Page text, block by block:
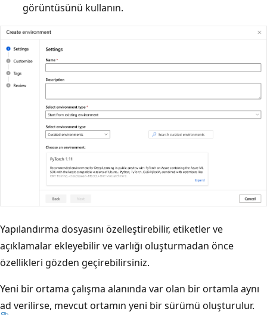
görüntüsünü kullanın.
Yapılandırma dosyasını özelleştirebilir, etiketler ve
açıklamalar ekleyebilir ve varlığı oluşturmadan önce
özellikleri gözden geçirebilirsiniz.
Yeni bir ortama çalışma alanında var olan bir ortamla aynı
ad verilirse, mevcut ortamın yeni bir sürümü oluşturulur.